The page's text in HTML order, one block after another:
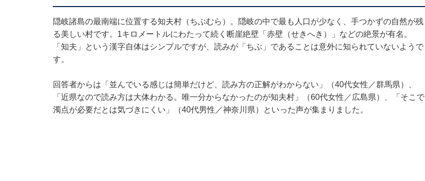
隠岐諸島の最南端に位置する知夫村（ちぶむら）。隠岐の中で最も人口が少なく、手つかずの自然が残
る美しい村です。1キロメートルにわたって続く断崖絶壁「赤壁（せきへき）」などの絶景が有名。
「知夫」という漢字自体はシンプルですが、読みが「ちぶ」であることは意外に知られていないようで
す。
回答者からは「並んでいる感じは簡単だけど、読み方の正解がわからない」（40代女性／群馬県）、
「近県なので読み方は大体わかる。唯一分からなかったのが知夫村」（60代女性／広島県）、「そこで
濁点が必要だとは気づきにくい」（40代男性／神奈川県）といった声が集まりました。